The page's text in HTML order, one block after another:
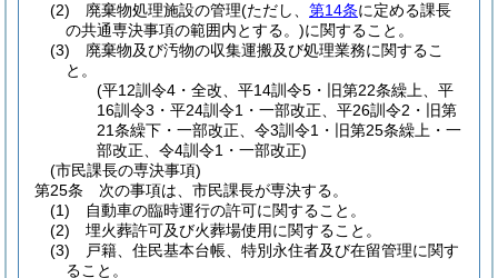
(2)
廃棄物処理施設の管理(ただし、 第14条に定める課長
の共通専決事項の範囲内とする。)に関すること。
(3)
廃棄物及び汚物の収集運搬及び処理業務に関するこ
と。
(平12訓令4・全改、平14訓令5・旧第22条繰上、平
16訓令3・平24訓令1・一部改正、平26訓令2・旧第
21条繰下・一部改正、令3訓令1・旧第25条繰上・一
部改正、令4訓令1・一部改正)
(市民課長の専決事項)
第25条
次の事項は、市民課長が専決する。
(1)
自動車の臨時運行の許可に関すること。
(2)
埋火葬許可及び火葬場使用に関すること。
(3)
戸籍、住民基本台帳、特別永住者及び在留管理に関す
ること。